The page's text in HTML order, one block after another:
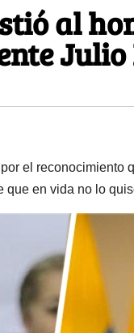
al
Julio
el reconocimiento
que en vida no lo